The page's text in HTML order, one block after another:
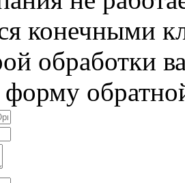
конечными
обработки
форму